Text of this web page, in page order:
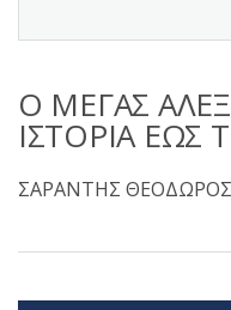
Ο ΜΕΓΑΣ
ΙΣΤΟΡΙΑ
ΣΑΡΑΝΤΗΣ ΘΕΟΔΩΡΟΣ